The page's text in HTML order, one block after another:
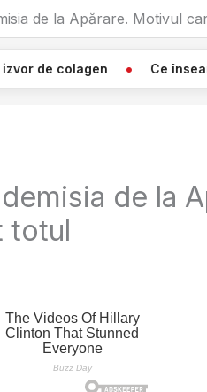
de la Apărare. Motivul
Ce înseamnă Când
de la
totul